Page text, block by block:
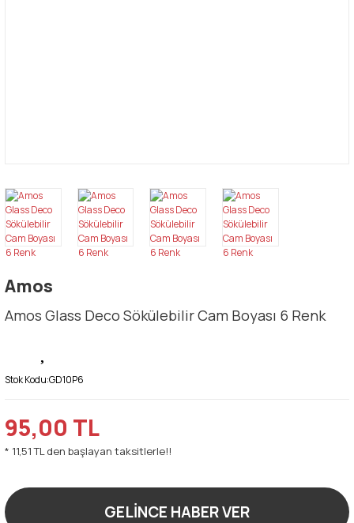
Amos
Amos Glass Deco Sökülebilir Cam Boyası 6 Renk
Stok Kodu:GD10P6
95,00 TL
* 11,51 TL den başlayan taksitlerle!!
GELİNCE HABER VER